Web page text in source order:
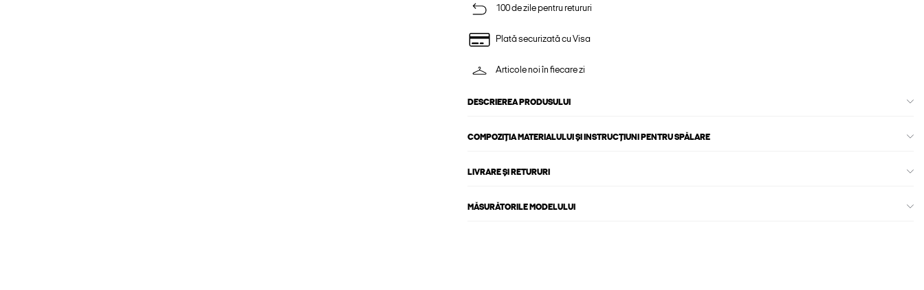
100 de zile pentru retururi
Plată securizată cu Visa
Articole noi în fiecare zi
DESCRIEREA PRODUSULUI
COMPOZIȚIA MATERIALULUI ȘI INSTRUCȚIUNI PENTRU SPĂLARE
LIVRARE ȘI RETURURI
MĂSURĂTORILE MODELULUI